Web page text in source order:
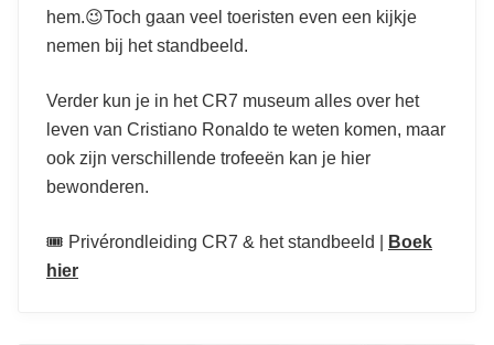
hem.😉Toch gaan veel toeristen even een kijkje
nemen bij het standbeeld.
Verder kun je in het CR7 museum alles over het
leven van Cristiano Ronaldo te weten komen, maar
ook zijn verschillende trofeeën kan je hier
bewonderen.
🎟️ Privérondleiding CR7 & het standbeeld |
Boek
hier